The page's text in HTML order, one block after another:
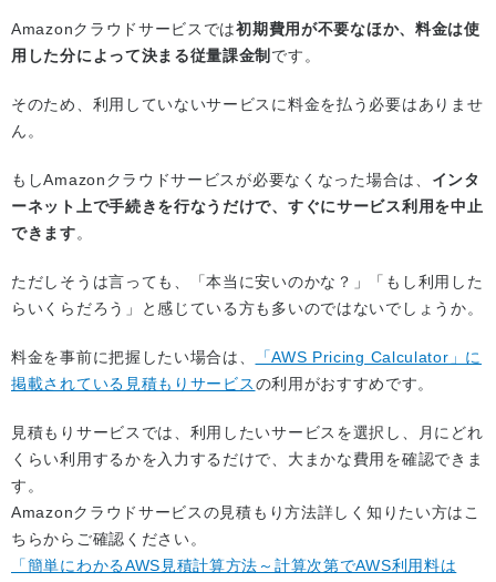
Amazonクラウドサービスでは初期費用が不要なほか、料金は使
用した分によって決まる従量課金制 です。
そのため、利用していないサービスに料金を払う必要はありませ
ん。
もしAmazonクラウドサービスが必要なくなった場合は、 インタ
ーネット上で手続きを行なうだけで、すぐにサービス利用を中止
できます。
ただしそうは言っても、「本当に安いのかな？」「もし利用した
らいくらだろう」と感じている方も多いのではないでしょうか。
料金を事前に把握したい場合は、
「AWS Pricing Calculator」に
掲載されている見積もりサービスの利用がおすすめです。
見積もりサービスでは、利用したいサービスを選択し、月にどれ
くらい利用するかを入力するだけで、大まかな費用を確認できま
す。
Amazonクラウドサービスの見積もり方法詳しく知りたい方はこ
ちらからご確認ください。
「簡単にわかるAWS見積計算方法～計算次第でAWS利用料は